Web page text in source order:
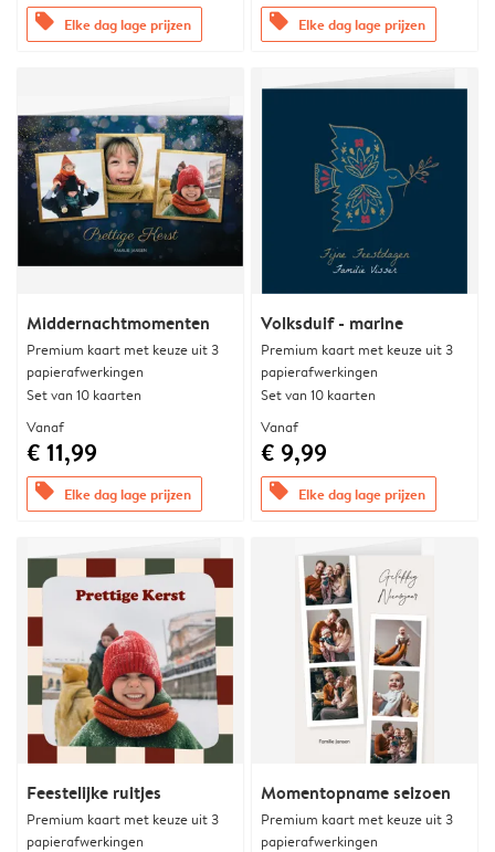
offers Elke dag lage prijzen offers Elke dag lage prijzen
Middernachtmomenten
Premium kaart met keuze uit 3
papierafwerkingen
Set van 10 kaarten
Vanaf
€ 11,99
offers Elke dag lage prijzen
Volksduif - marine
Premium kaart met keuze uit 3
papierafwerkingen
Set van 10 kaarten
Vanaf
€ 9,99
offers Elke dag lage prijzen
Feestelijke ruitjes
Premium kaart met keuze uit 3
papierafwerkingen
Momentopname seizoen
Premium kaart met keuze uit 3
papierafwerkingen